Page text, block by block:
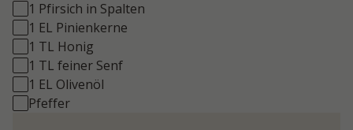
1 Pfirsich in Spalten
1 EL Pinienkerne
1 TL Honig
1 TL feiner Senf
1 EL Olivenöl
Pfeffer